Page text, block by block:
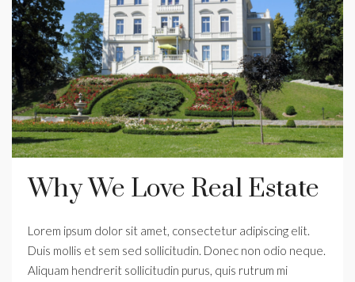
Why We Love Real Estate
Lorem ipsum dolor sit amet, consectetur adipiscing elit.
Duis mollis et sem sed sollicitudin. Donec non odio neque.
Aliquam hendrerit sollicitudin purus, quis rutrum mi